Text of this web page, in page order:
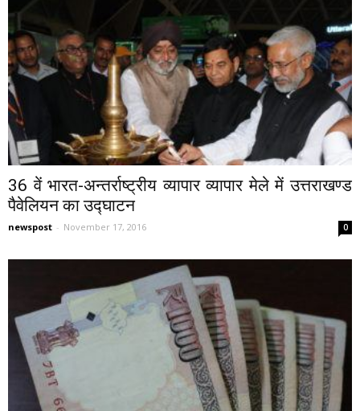
36 वें भारत-अन्तर्राष्ट्रीय व्यापार व्यापार मेले में उत्तराखण्ड
पैवेलियन का उद्घाटन
newspost - November 17, 2016 0